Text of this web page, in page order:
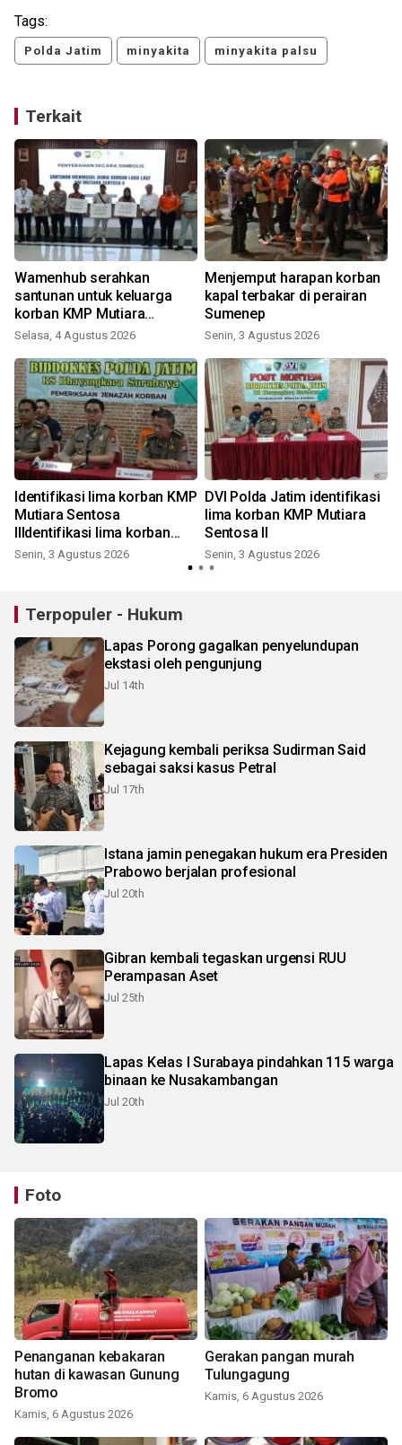
Tags:
Polda Jatim minyakita minyakita palsu
Terkait
Wamenhub serahkan
santunan untuk keluarga
korban KMP Mutiara
Sentosa II
Selasa, 4 Agustus 2026
Menjemput harapan korban
kapal terbakar di perairan
Sumenep
Senin, 3 Agustus 2026
Identifikasi lima korban KMP
Mutiara Sentosa
IIIdentifikasi lima korban
KMP Mutiara Sentosa II
Senin, 3 Agustus 2026
DVI Polda Jatim identifikasi
lima korban KMP Mutiara
Sentosa II
Senin, 3 Agustus 2026
Terpopuler - Hukum
Lapas Porong gagalkan penyelundupan
ekstasi oleh pengunjung
Jul 14th
Kejagung kembali periksa Sudirman Said
sebagai saksi kasus Petral
Jul 17th
Istana jamin penegakan hukum era Presiden
Prabowo berjalan profesional
Jul 20th
Gibran kembali tegaskan urgensi RUU
Perampasan Aset
Jul 25th
Lapas Kelas I Surabaya pindahkan 115 warga
binaan ke Nusakambangan
Jul 20th
Foto
Penanganan kebakaran
hutan di kawasan Gunung
Bromo
Kamis, 6 Agustus 2026
Gerakan pangan murah
Tulungagung
Kamis, 6 Agustus 2026